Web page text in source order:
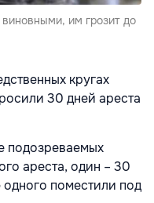
им грозит до
кругах
30 дней ареста
подозреваемых
ареста, один – 30
поместили под